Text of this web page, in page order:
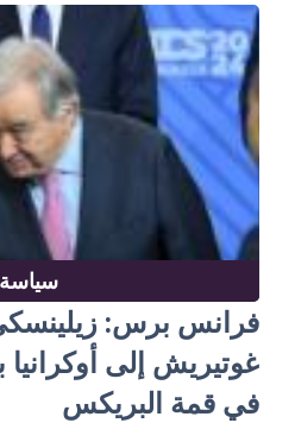
سياسة
فرانس برس:
غوتيريش إلى
في قمة البريكس